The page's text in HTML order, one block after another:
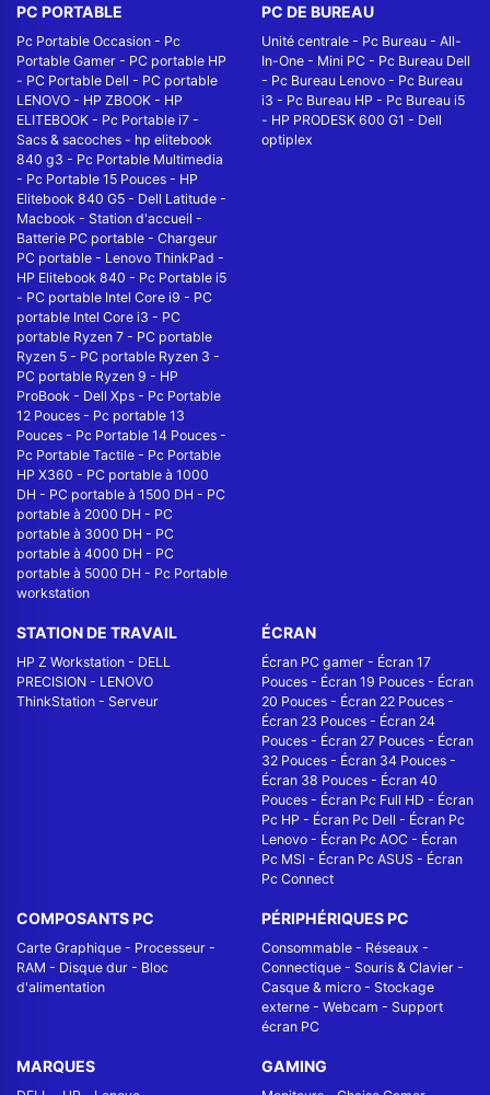
PC PORTABLE
Pc Portable Occasion - Pc
Portable Gamer - PC portable HP
- PC Portable Dell - PC portable
LENOVO - HP ZBOOK - HP
ELITEBOOK - Pc Portable i7 -
Sacs & sacoches - hp elitebook
840 g3 - Pc Portable Multimedia
- Pc Portable 15 Pouces - HP
Elitebook 840 G5 - Dell Latitude -
Macbook - Station d'accueil -
Batterie PC portable - Chargeur
PC portable - Lenovo ThinkPad -
HP Elitebook 840 - Pc Portable i5
- PC portable Intel Core i9 - PC
portable Intel Core i3 - PC
portable Ryzen 7 - PC portable
Ryzen 5 - PC portable Ryzen 3 -
PC portable Ryzen 9 - HP
ProBook - Dell Xps - Pc Portable
12 Pouces - Pc portable 13
Pouces - Pc Portable 14 Pouces -
Pc Portable Tactile - Pc Portable
HP X360 - PC portable à 1000
DH - PC portable à 1500 DH - PC
portable à 2000 DH - PC
portable à 3000 DH - PC
portable à 4000 DH - PC
portable à 5000 DH - Pc Portable
workstation
PC DE BUREAU
Unité centrale - Pc Bureau - All-
In-One - Mini PC - Pc Bureau Dell
- Pc Bureau Lenovo - Pc Bureau
i3 - Pc Bureau HP - Pc Bureau i5
- HP PRODESK 600 G1 - Dell
optiplex
STATION DE TRAVAIL
HP Z Workstation - DELL
PRECISION - LENOVO
ThinkStation - Serveur
ÉCRAN
Écran PC gamer - Écran 17
Pouces - Écran 19 Pouces - Écran
20 Pouces - Écran 22 Pouces -
Écran 23 Pouces - Écran 24
Pouces - Écran 27 Pouces - Écran
32 Pouces - Écran 34 Pouces -
Écran 38 Pouces - Écran 40
Pouces - Écran Pc Full HD - Écran
Pc HP - Écran Pc Dell - Écran Pc
Lenovo - Écran Pc AOC - Écran
Pc MSI - Écran Pc ASUS - Écran
Pc Connect
COMPOSANTS PC
Carte Graphique - Processeur -
RAM - Disque dur - Bloc
d'alimentation
PÉRIPHÉRIQUES PC
Consommable - Réseaux -
Connectique - Souris & Clavier -
Casque & micro - Stockage
externe - Webcam - Support
écran PC
MARQUES GAMING